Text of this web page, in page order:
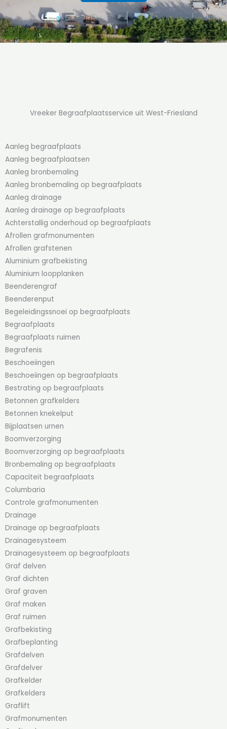
Vreeker Begraafplaatsservice uit West-Friesland
Aanleg begraafplaats
Aanleg begraafplaatsen
Aanleg bronbemaling
Aanleg bronbemaling op begraafplaats
Aanleg drainage
Aanleg drainage op begraafplaats
Achterstallig onderhoud op begraafplaats
Afrollen grafmonumenten
Afrollen grafstenen
Aluminium grafbekisting
Aluminium loopplanken
Beenderengraf
Beenderenput
Begeleidingssnoei op begraafplaats
Begraafplaats
Begraafplaats ruimen
Begrafenis
Beschoeiingen
Beschoeiingen op begraafplaats
Bestrating op begraafplaats
Betonnen grafkelders
Betonnen knekelput
Bijplaatsen urnen
Boomverzorging
Boomverzorging op begraafplaats
Bronbemaling op begraafplaats
Capaciteit begraafplaats
Columbaria
Controle grafmonumenten
Drainage
Drainage op begraafplaats
Drainagesysteem
Drainagesysteem op begraafplaats
Graf delven
Graf dichten
Graf graven
Graf maken
Graf ruimen
Grafbekisting
Grafbeplanting
Grafdelven
Grafdelver
Grafkelder
Grafkelders
Graflift
Grafmonumenten